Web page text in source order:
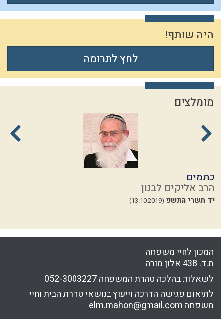
היה שותף!
לחץ לתרומה
מומלצים
כתמים
הרב אליקים לבנון
יד תשרי התשפ (13.10.2019)
המכון לחיי משפחה
ת.ד. 438 אלון מורה
לשאלות בהלכה טהרת המשפחה052-3003227
לתיאום פגישה הדרכה וייעוץ בנושאי טהרת הבית וחיי
משפחה elm.mahon@gmail.com